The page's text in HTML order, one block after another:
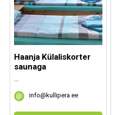
Haanja Külaliskorter
saunaga
...
info@kullipera.ee